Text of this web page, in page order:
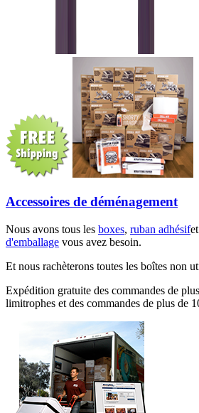
Accessoires de déménagement
Nous avons tous les boxes, ruban adhésifet
d'emballage vous avez besoin.
Et nous rachèterons toutes les boîtes non
Expédition gratuite des commandes de
limitrophes et des commandes de plus de